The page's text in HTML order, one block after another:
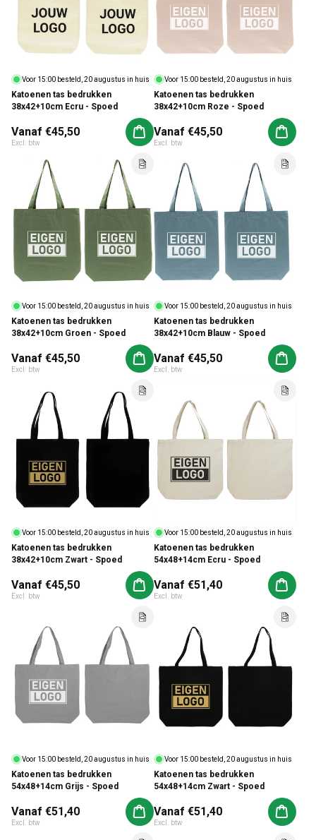
Voor 15:00 besteld, 20 augustus in huis
Katoenen tas bedrukken
38x42+10cm Ecru - Spoed
Normale prijs
Vanaf €45,50
Excl. btw
Aan winkelwagen toevoegen
Voor 15:00 besteld, 20 augustus in huis
Katoenen tas bedrukken
38x42+10cm Roze - Spoed
Normale prijs
Vanaf €45,50
Excl. btw
Aan
Voor 15:00 besteld, 20 augustus in huis
Katoenen tas bedrukken
38x42+10cm Groen - Spoed
Normale prijs
Vanaf €45,50
Excl. btw
Aan winkelwagen toevoegen
Voor 15:00 besteld, 20 augustus in huis
Katoenen tas bedrukken
38x42+10cm Blauw - Spoed
Normale prijs
Vanaf €45,50
Excl. btw
Aan
Voor 15:00 besteld, 20 augustus in huis
Katoenen tas bedrukken
38x42+10cm Zwart - Spoed
Normale prijs
Vanaf €45,50
Excl. btw
Aan winkelwagen toevoegen
Voor 15:00 besteld, 20 augustus in huis
Katoenen tas bedrukken
54x48+14cm Ecru - Spoed
Normale prijs
Vanaf €51,40
Excl. btw
Aan
Voor 15:00 besteld, 20 augustus in huis
Katoenen tas bedrukken
54x48+14cm Grijs - Spoed
Normale prijs
Vanaf €51,40
Excl. btw
Aan winkelwagen toevoegen
Voor 15:00 besteld, 20 augustus in huis
Katoenen tas bedrukken
54x48+14cm Zwart - Spoed
Normale prijs
Vanaf €51,40
Excl. btw
Aan